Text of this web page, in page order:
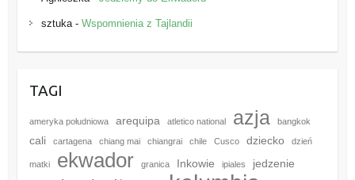
sztuka- Wspomnienia z Tajlandii
TAGI
ameryka południowa arequipa atletico national azja bangkok
cali cartagena chiang mai chiangrai chile Cusco dziecko dzień
matki ekwador granica Inkowie ipiales jedzenie